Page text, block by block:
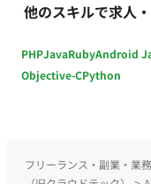
他のスキルで求人
PHPJavaRubyAndroid
Objective-CPython
フリーランス・副業・業